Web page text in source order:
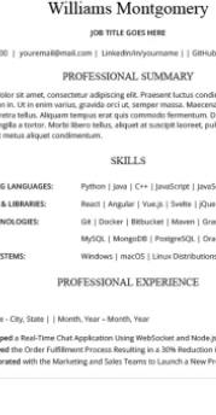
Ingenieur-